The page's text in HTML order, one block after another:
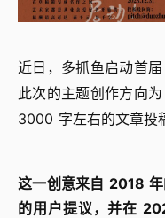
近日，多抓鱼启动首
此次的主题创作方向
3000 字左右的文章投
这一创意来自 2018 年
的用户提议，并在